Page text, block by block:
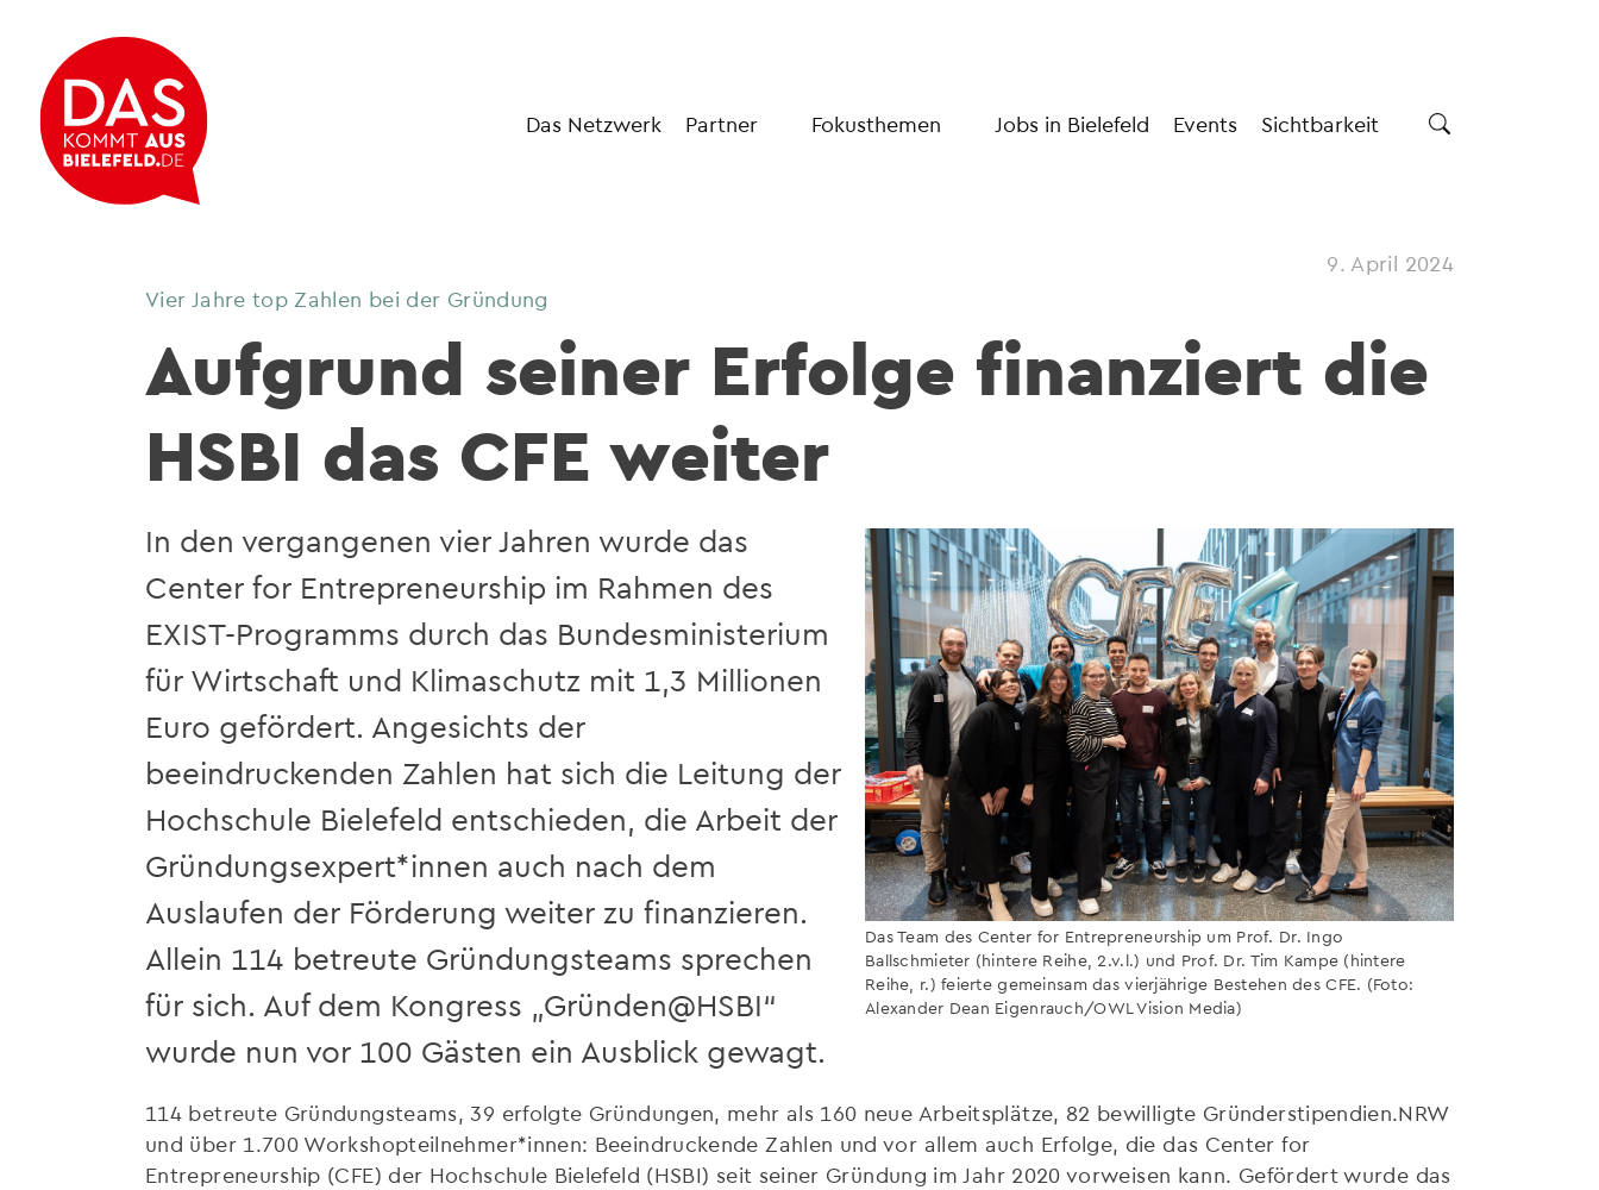
Das Netzwerk Partner Fokusthemen Jobs in Bielefeld Events Sichtbarkeit
9. April 2024
Vier Jahre top Zahlen bei der Gründung
Aufgrund seiner Erfolge finanziert die
HSBI das CFE weiter
Das Team des Center for Entrepreneurship um Prof. Dr. Ingo
Ballschmieter (hintere Reihe, 2.v.l.) und Prof. Dr. Tim Kampe (hintere
Reihe, r.) feierte gemeinsam das vierjährige Bestehen des CFE. (Foto:
Alexander Dean Eigenrauch/OWL Vision Media)
In den vergangenen vier Jahren wurde das
Center for Entrepreneurship im Rahmen des
EXIST-Programms durch das Bundesministerium
für Wirtschaft und Klimaschutz mit 1,3 Millionen
Euro gefördert. Angesichts der
beeindruckenden Zahlen hat sich die Leitung der
Hochschule Bielefeld entschieden, die Arbeit der
Gründungsexpert*innen auch nach dem
Auslaufen der Förderung weiter zu finanzieren.
Allein 114 betreute Gründungsteams sprechen
für sich. Auf dem Kongress „Gründen@HSBI“
wurde nun vor 100 Gästen ein Ausblick gewagt.
114 betreute Gründungsteams, 39 erfolgte Gründungen, mehr als 160 neue Arbeitsplätze, 82 bewilligte Gründerstipendien.NRW
und über 1.700 Workshopteilnehmer*innen: Beeindruckende Zahlen und vor allem auch Erfolge, die das Center for
Entrepreneurship (CFE) der Hochschule Bielefeld (HSBI) seit seiner Gründung im Jahr 2020 vorweisen kann. Gefördert wurde das